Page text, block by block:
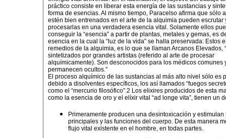
práctico consiste en liberar esta energía de las sustancias y
forma de esencias. Al mismo tiempo, Paracelso afirma que sólo
estén bien entrenados en el arte de la alquimia pueden escrutar
procesarlas en una verdadera esencia vital. Solamente ellos
conseguir la “esencia” a partir de plantas, metales y gemas, es
esencia en la cual la “luz de la vida” se halla preservada: Estos
remedios de la alquimia, es lo que se llaman Arcanos Elevados,
sintetizados por grandes artistas (referido al arte de procesar
alquímicamente). Son desconocidos para los médicos comunes
permanecen ocultos.”
El proceso alquímico de las sustancias al más alto nivel sólo es
debido a disolventes específicos, los así llamados “fuegos
como el “mercurio filosófico”.2 Los elixires producidos de esta
como la esencia de oro y el elíxir vital “ad longe vita”, tienen un
Primeramente producen una desintoxicación y estimulan
principales y las funciones del cuerpo. De esta manera
flujo vital existente en el hombre, en todas partes.